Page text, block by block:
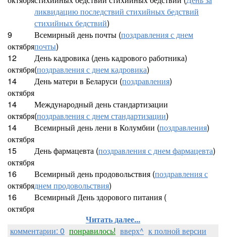
ликвидацию последствий стихийных бедствий
стихийных бедствий)
9
октября
Всемирный день почты (поздравления с днем
почты)
12
октября
День кадровика (день кадрового работника)
(поздравления с днем кадровика)
14
октября
День матери в Беларуси (поздравления)
14
октября
Международный день стандартизации
(поздравления с днем стандартизации)
14
октября
Всемирный день лени в Колумбии (поздравления)
15
октября
День фармацевта (поздравления с днем фармацевта)
16
октября
Всемирный день продовольствия (поздравления с
днем продовольствия)
16
октября
Всемирный День здорового питания (
Читать далее...
комментарии: 0 понравилось! вверх^ к полной версии